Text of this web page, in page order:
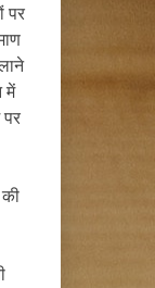
पर
में